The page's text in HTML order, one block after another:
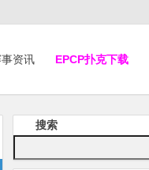
资讯 EPCP扑克下载
搜索